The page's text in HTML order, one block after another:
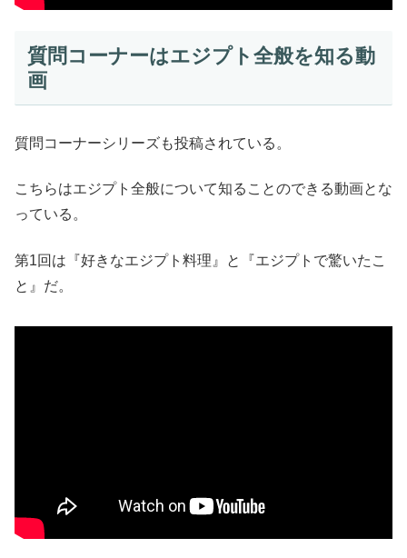
質問コーナーはエジプト全般を知る動
画
質問コーナーシリーズも投稿されている。
こちらはエジプト全般について知ることのできる動画とな
っている。
第1回は『好きなエジプト料理』と『エジプトで驚いたこ
と』だ。